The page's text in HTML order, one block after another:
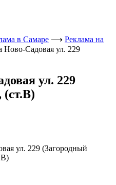
в Самаре ⟶ Реклама на
Ново-Садовая ул. 229
ул. 229
(ст.В)
ул. 229 (Загородный